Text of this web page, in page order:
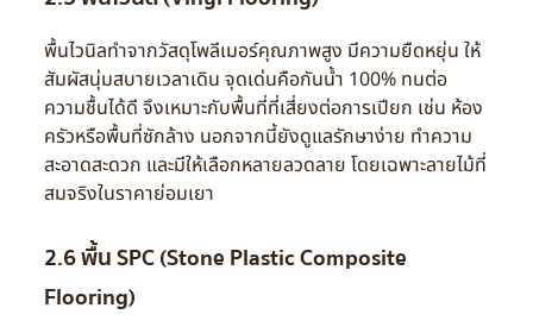
พื้นไวนิลทำจากวัสดุโพลีเมอร์คุณภาพสูง มีความยืดหยุ่น ให้
สัมผัสนุ่มสบายเวลาเดิน จุดเด่นคือกันน้ำ 100% ทนต่อ
ความชื้นได้ดี จึงเหมาะกับพื้นที่ที่เสี่ยงต่อการเปียก เช่น ห้อง
ครัวหรือพื้นที่ซักล้าง นอกจากนี้ยังดูแลรักษาง่าย ทำความ
สะอาดสะดวก และมีให้เลือกหลายลวดลาย โดยเฉพาะลายไม้ที่
สมจริงในราคาย่อมเยา
2.6 พื้น SPC (Stone Plastic Composite
Flooring)